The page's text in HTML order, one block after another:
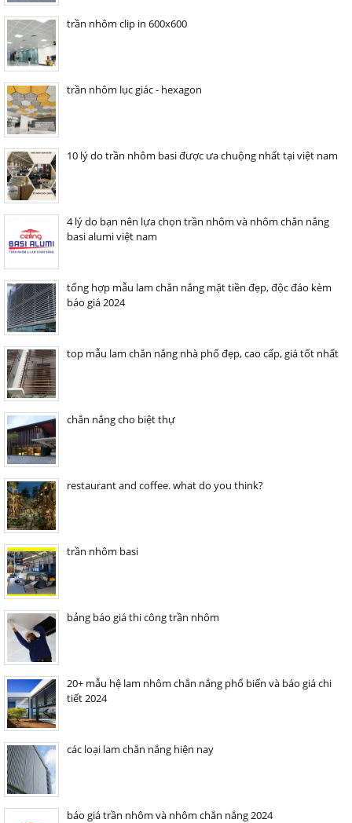
trần nhôm clip in 600x600
trần nhôm lục giác - hexagon
10 lý do trần nhôm basi được ưa chuộng nhất tại việt nam
4 lý do bạn nên lựa chọn trần nhôm và nhôm chắn nắng
basi alumi việt nam
tổng hợp mẫu lam chắn nắng mặt tiền đẹp, độc đáo kèm
báo giá 2024
top mẫu lam chắn nắng nhà phố đẹp, cao cấp, giá tốt nhất
chắn nắng cho biệt thự
restaurant and coffee. what do you think?
trần nhôm basi
bảng báo giá thi công trần nhôm
20+ mẫu hệ lam nhôm chắn nắng phổ biến và báo giá chi
tiết 2024
các loại lam chắn nắng hiện nay
báo giá trần nhôm và nhôm chắn nắng 2024